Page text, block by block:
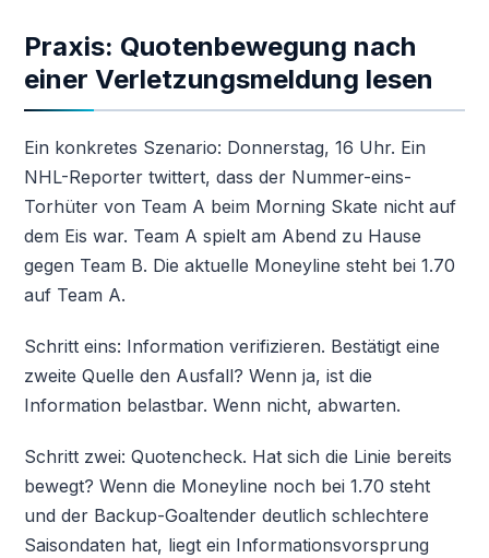
Praxis: Quotenbewegung nach
einer Verletzungsmeldung lesen
Ein konkretes Szenario: Donnerstag, 16 Uhr. Ein
NHL-Reporter twittert, dass der Nummer-eins-
Torhüter von Team A beim Morning Skate nicht auf
dem Eis war. Team A spielt am Abend zu Hause
gegen Team B. Die aktuelle Moneyline steht bei 1.70
auf Team A.
Schritt eins: Information verifizieren. Bestätigt eine
zweite Quelle den Ausfall? Wenn ja, ist die
Information belastbar. Wenn nicht, abwarten.
Schritt zwei: Quotencheck. Hat sich die Linie bereits
bewegt? Wenn die Moneyline noch bei 1.70 steht
und der Backup-Goaltender deutlich schlechtere
Saisondaten hat, liegt ein Informationsvorsprung